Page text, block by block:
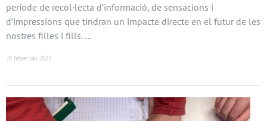
període de recol·lecta d’informació, de sensacions i
d’impressions que tindran un impacte directe en el futur de les
nostres filles i fills. …
28 febrer del 2022